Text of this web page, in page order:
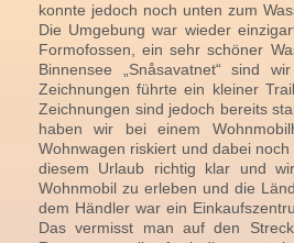
konnte jedoch noch unten zum
Die Umgebung war wieder
Formofossen, ein sehr schöner
Binnensee „Snåsavatnet“ sind
Zeichnungen führte ein kleiner
Zeichnungen sind jedoch bereits
haben wir bei einem
Wohnwagen riskiert und dabei
diesem Urlaub richtig klar und
Wohnmobil zu erleben und die
dem Händler war ein
Das vermisst man auf den